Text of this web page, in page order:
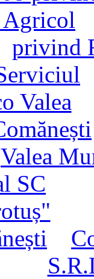
privind
Valea